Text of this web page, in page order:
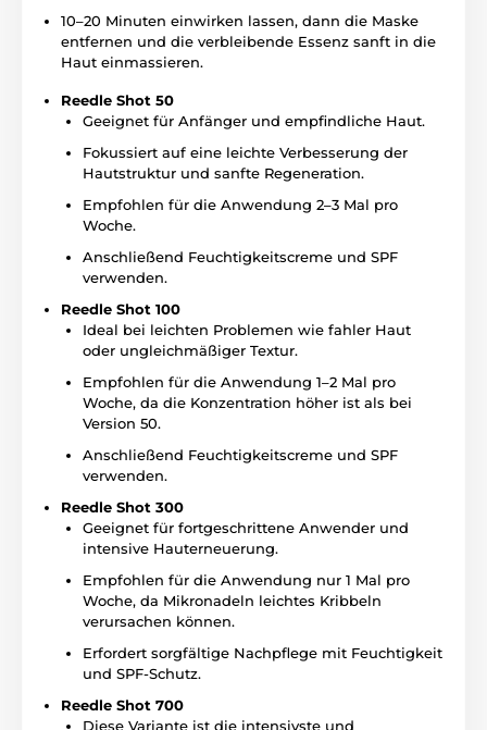
10–20 Minuten einwirken lassen, dann die Maske
entfernen und die verbleibende Essenz sanft in die
Haut einmassieren.
Reedle Shot 50
Geeignet für Anfänger und empfindliche Haut.
Fokussiert auf eine leichte Verbesserung der
Hautstruktur und sanfte Regeneration.
Empfohlen für die Anwendung 2–3 Mal pro
Woche.
Anschließend Feuchtigkeitscreme und SPF
verwenden.
Reedle Shot 100
Ideal bei leichten Problemen wie fahler Haut
oder ungleichmäßiger Textur.
Empfohlen für die Anwendung 1–2 Mal pro
Woche, da die Konzentration höher ist als bei
Version 50.
Anschließend Feuchtigkeitscreme und SPF
verwenden.
Reedle Shot 300
Geeignet für fortgeschrittene Anwender und
intensive Hauterneuerung.
Empfohlen für die Anwendung nur 1 Mal pro
Woche, da Mikronadeln leichtes Kribbeln
verursachen können.
Erfordert sorgfältige Nachpflege mit Feuchtigkeit
und SPF-Schutz.
Reedle Shot 700
Diese Variante ist die intensivste und